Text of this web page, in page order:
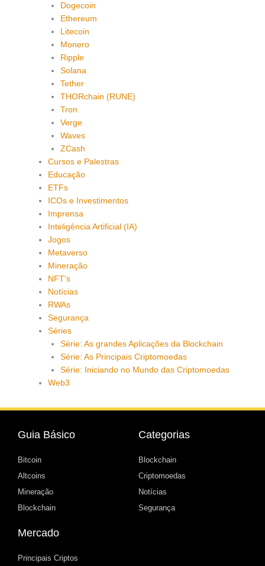
Dogecoin
Ethereum
Litecoin
Monero
Ripple
Solana
Tether
THORchain (RUNE)
Tron
Verge
Waves
ZCash
Cursos e Palestras
Educação
ETFs
ICOs e Investimentos
Imprensa
Inteligência Artificial (IA)
Jogos
Metaverso
Mineração
NFT's
Notícias
RWAs
Segurança
Séries
Série: As grandes Aplicações da Blockchain
Série: As Principais Criptomoedas
Série: Iniciando no Mundo das Criptomoedas
Web3
Guia Básico
Bitcoin
Altcoins
Mineração
Blockchain
Categorias
Blockchain
Criptomoedas
Notícias
Segurança
Mercado
Principais Criptos